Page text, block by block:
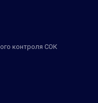
контроля СОК